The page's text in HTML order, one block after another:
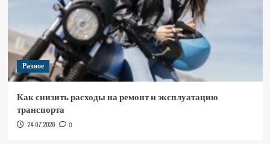
Разное
Как снизить расходы на ремонт и эксплуатацию
транспорта
24.07.2026 0